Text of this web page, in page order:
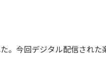
。今回デジタル配信された